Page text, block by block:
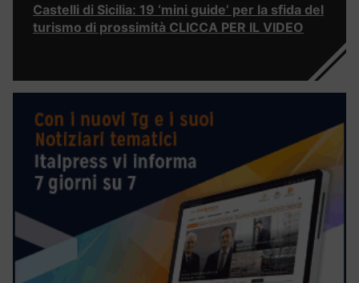
Castelli di Sicilia: 19 ‘mini guide’ per la sfida del
turismo di prossimità CLICCA PER IL VIDEO